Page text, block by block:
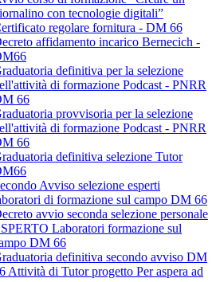
con tecnologie digitali”
regolare fornitura - DM 66
affidamento incarico Bernecich -
definitiva per la selezione
di formazione Podcast - PNRR
66
provvisoria per la selezione
di formazione Podcast - PNRR
66
definitiva selezione Tutor
Avviso selezione esperti
di formazione sul campo DM 66
avvio seconda selezione personale
Laboratori formazione sul
DM 66
definitiva secondo avviso DM
Attività di Tutor progetto Per aspera ad